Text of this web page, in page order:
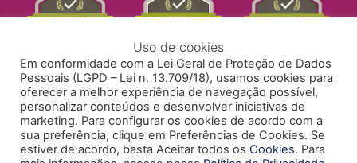
Uso de cookies
Em conformidade com a Lei Geral de Proteção de Dados
Pessoais (LGPD – Lei n. 13.709/18), usamos cookies para
oferecer a melhor experiência de navegação possível,
personalizar conteúdos e desenvolver iniciativas de
marketing. Para configurar os cookies de acordo com a
sua preferência, clique em Preferências de Cookies. Se
estiver de acordo, basta Aceitar todos os Cookies. Para